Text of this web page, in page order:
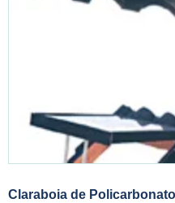
Claraboia de